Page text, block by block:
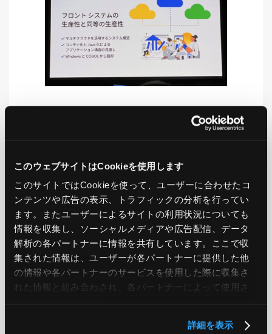
このウェブサイトはCookieを使用します
このサイトではCookieを使って、ユーザーに合わせたコ
ンテンツや広告の表示、トラフィックの分析を行ってい
ます。またユーザーによるサイトの利用状況についても
情報を収集し、ソーシャルメディアや広告配信、データ
解析の各パートナーに情報を共有しています。ここで収
集された情報は、ユーザーが各パートナーに提供した他
の情報や各パートナーのサービスを使用した際に収集さ
れた情報と組み合わされ、各パートナーによって使用さ
詳細を表示
SHARE
PREV NEXT
BACK TO LIST
CATEGORY